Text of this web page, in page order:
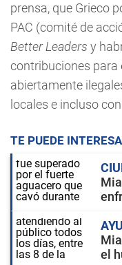
prensa, que Grieco
PAC (comité de
Better Leaders y
contribuciones para
abiertamente
locales e incluso
TE PUEDE
el